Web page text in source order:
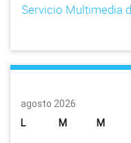
Servicio Multimedia
agosto 2026
L
M M